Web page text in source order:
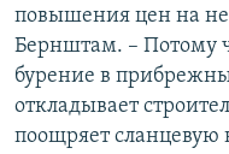
повышения цен на
Бернштам. – Потому
бурение в
откладывает
поощряет сланцевую